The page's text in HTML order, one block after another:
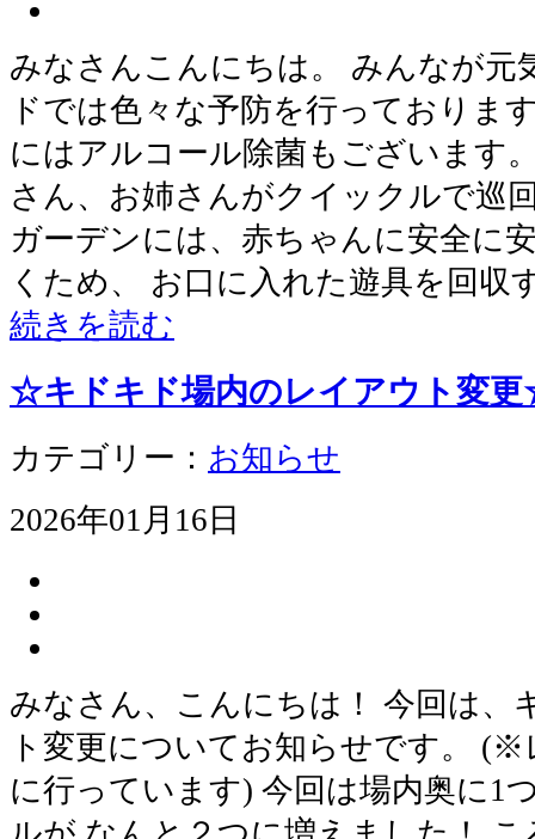
みなさんこんにちは。 みんなが元
ドでは色々な予防を行っておりま
にはアルコール除菌もございます
さん、お姉さんがクイックルで巡
ガーデンには、赤ちゃんに安全に
くため、 お口に入れた遊具を回
続きを読む
☆キドキド場内のレイアウト変
カテゴリー： お知らせ
2026年01月16日
みなさん、こんにちは！ 今回は、
ト変更についてお知らせです。
に行っています) 今回は場内奥に1